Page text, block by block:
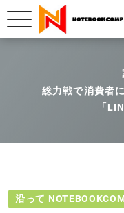
総力戦で消費者
「
沿って